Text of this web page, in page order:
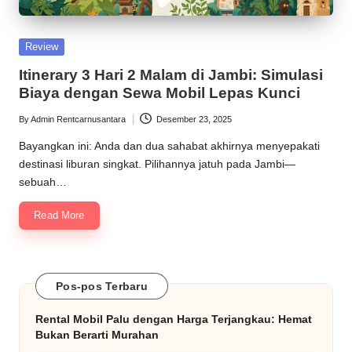
M
o
b
il
-
S
o
l
u
T
untuk
perjalanan
Anda,
kapan
saja.
Posted
Review
Itinerary 3 Hari 2 Malam di Jambi: Simulasi
Biaya dengan Sewa Mobil Lepas Kunci
Posted
by
ByAdmin Rentcarnusantara Desember 23, 2025
Bayangkan ini: Anda dan dua sahabat akhirnya menyepakati
destinasi liburan singkat. Pilihannya jatuh pada Jambi—
sebuah…
Read More
Pos-pos Terbaru
Rental Mobil Palu dengan Harga Terjangkau: Hemat
Bukan Berarti Murahan